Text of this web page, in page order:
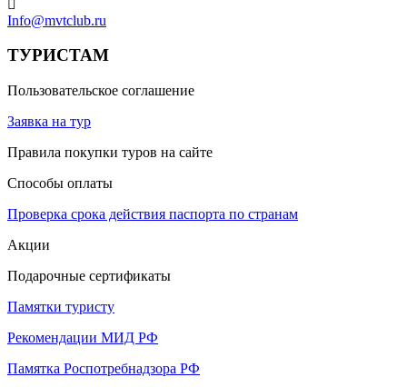
Info@mvtclub.ru
ТУРИСТАМ
Пользовательское соглашение
Заявка на тур
Правила покупки туров на сайте
Способы оплаты
Проверка срока действия паспорта по странам
Акции
Подарочные сертификаты
Памятки туристу
Рекомендации МИД РФ
Памятка Роспотребнадзора РФ